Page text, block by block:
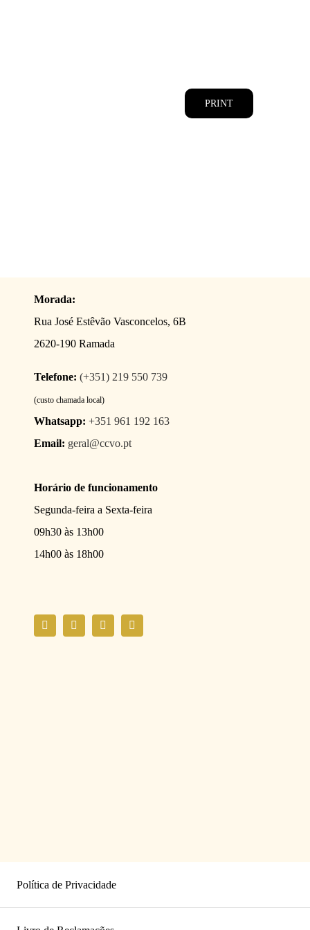
PRINT
Política de Privacidade
Morada:
Rua José Estêvão Vasconcelos, 6B
2620-190 Ramada
Telefone: (+351) 219 550 739
(custo chamada local)
Whatsapp: +351 961 192 163
Email: geral@ccvo.pt
Horário de funcionamento
Segunda-feira a Sexta-feira
09h30 às 13h00
14h00 às 18h00